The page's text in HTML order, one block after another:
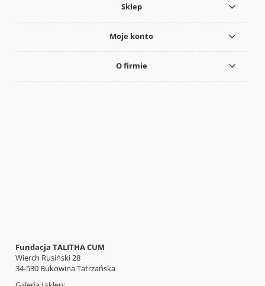
Sklep
Moje konto
O firmie
Fundacja TALITHA CUM
Wierch Rusiński 28
34-530 Bukowina Tatrzańska